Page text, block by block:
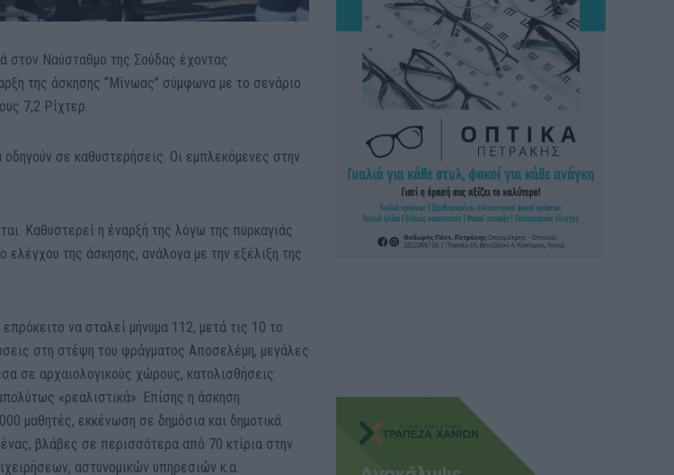
στον Ναύσταθμο της Σούδας έχοντας
της άσκησης “Μίνωας” σύμφωνα με το σενάριο
7,2 Ρίχτερ.
σε καθυστερήσεις. Οι εμπλεκόμενες στην
Καθυστερεί η έναρξή της λόγω της πυρκαγιάς
της άσκησης, ανάλογα με την εξέλιξη της
να σταλεί μήνυμα 112, μετά τις 10 το
στη στέψη του φράγματος Αποσελέμη, μεγάλες
σε αρχαιολογικούς χώρους, κατολισθήσεις.
«ρεαλιστικά». Επίσης η άσκηση
μαθητές, εκκένωση σε δημόσια και δημοτικά
βλάβες σε περισσότερα από 70 κτίρια στην
αστυνομικών υπηρεσιών κ.α.